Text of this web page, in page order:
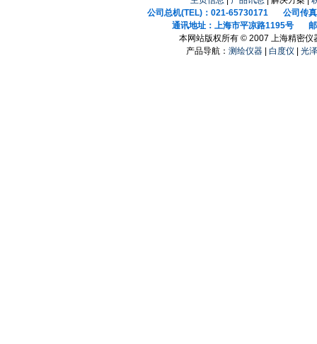
公司总机(TEL)：021-65730171 公司传真
通讯地址：上海市平凉路1195号 邮
本网站版权所有 © 2007 上海精密仪
产品导航： 测绘仪器| 白度仪 光